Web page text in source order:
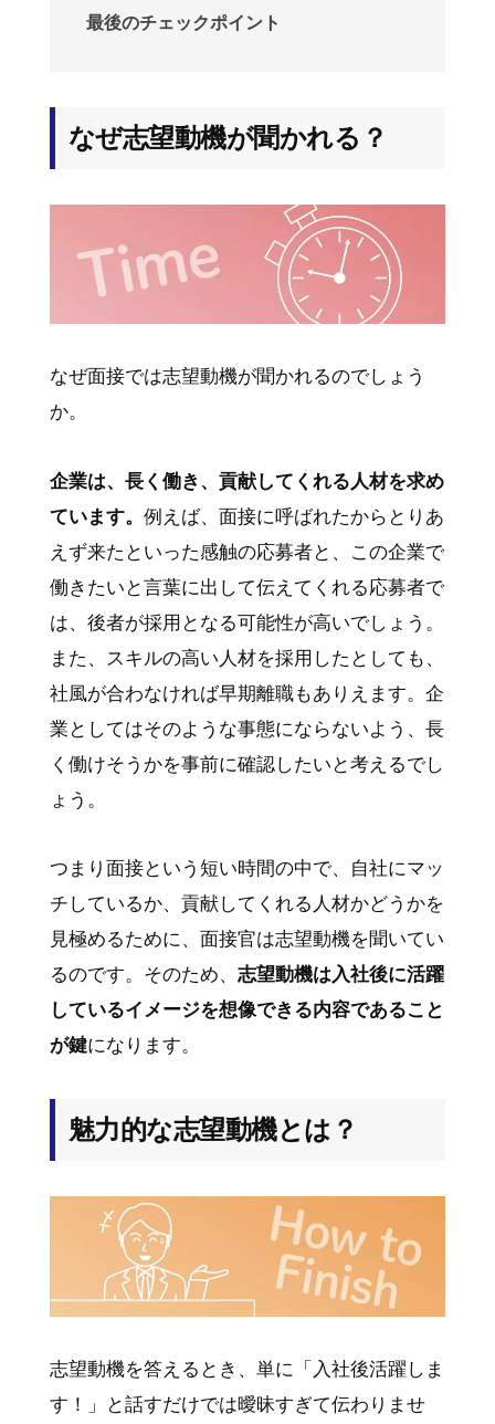
最後のチェックポイント
なぜ志望動機が聞かれる？
なぜ面接では志望動機が聞かれるのでしょう
か。
企業は、長く働き、貢献してくれる人材を求め
ています。 例えば、面接に呼ばれたからとりあ
えず来たといった感触の応募者と、この企業で
働きたいと言葉に出して伝えてくれる応募者で
は、後者が採用となる可能性が高いでしょう。
また、スキルの高い人材を採用したとしても、
社風が合わなければ早期離職もありえます。企
業としてはそのような事態にならないよう、長
く働けそうかを事前に確認したいと考えるでし
ょう。
つまり面接という短い時間の中で、自社にマッ
チしているか、貢献してくれる人材かどうかを
見極めるために、面接官は志望動機を聞いてい
るのです。そのため、 志望動機は入社後に活躍
しているイメージを想像できる内容であること
が鍵になります。
魅力的な志望動機とは？
志望動機を答えるとき、単に「入社後活躍しま
す！」と話すだけでは曖昧すぎて伝わりませ